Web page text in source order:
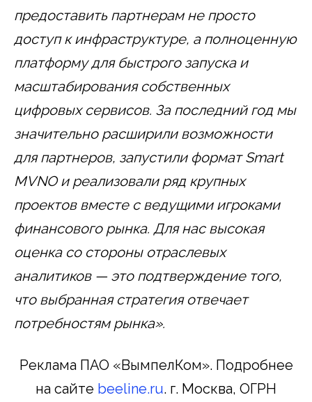
предоставить партнерам не просто
доступ к инфраструктуре, а полноценную
платформу для быстрого запуска и
масштабирования собственных
цифровых сервисов. За последний год мы
значительно расширили возможности
для партнеров, запустили формат Smart
MVNO и реализовали ряд крупных
проектов вместе с ведущими игроками
финансового рынка. Для нас высокая
оценка со стороны отраслевых
аналитиков — это подтверждение того,
что выбранная стратегия отвечает
потребностям рынка».
Реклама ПАО «ВымпелКом». Подробнее
на сайте beeline.ru. г. Москва, ОГРН